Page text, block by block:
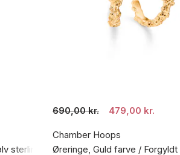
sterling 925
690,00 kr. 479,00 kr.
Chamber Hoops
Øreringe, Guld farve / Forgyldt